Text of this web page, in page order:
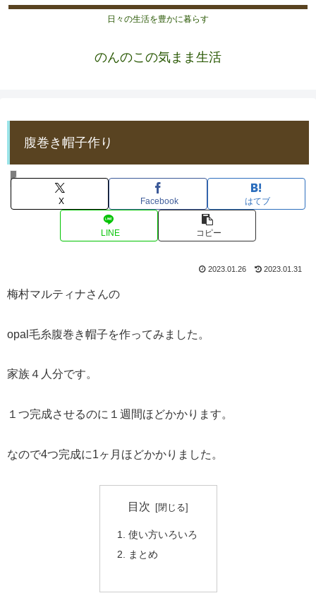
日々の生活を豊かに暮らす
のんのこの気まま生活
腹巻き帽子作り
ハンドメイド
X Facebook はてブ
LINE コピー
2023.01.26 2023.01.31
梅村マルティナさんの
opal毛糸腹巻き帽子を作ってみました。
家族４人分です。
１つ完成させるのに１週間ほどかかります。
なので4つ完成に1ヶ月ほどかかりました。
目次
使い方いろいろ
まとめ